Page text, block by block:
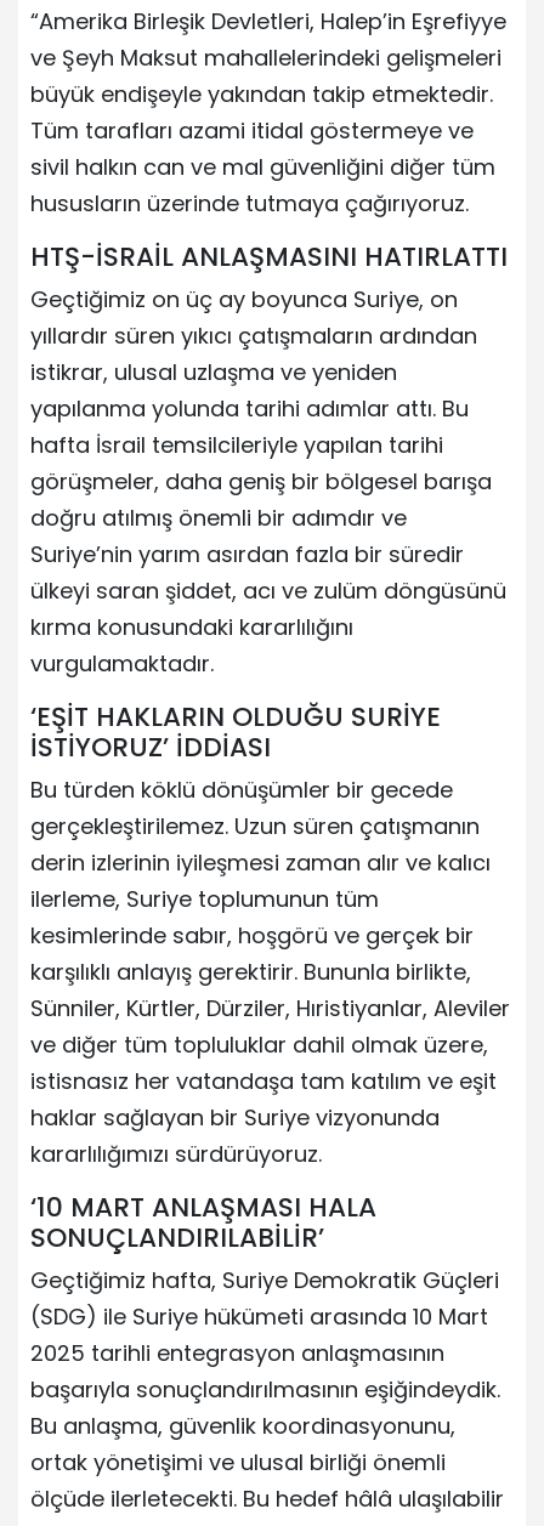
“Amerika Birleşik Devletleri, Halep’in Eşrefiyye
ve Şeyh Maksut mahallelerindeki gelişmeleri
büyük endişeyle yakından takip etmektedir.
Tüm tarafları azami itidal göstermeye ve
sivil halkın can ve mal güvenliğini diğer tüm
hususların üzerinde tutmaya çağırıyoruz.
HTŞ-İSRAİL ANLAŞMASINI HATIRLATTI
Geçtiğimiz on üç ay boyunca Suriye, on
yıllardır süren yıkıcı çatışmaların ardından
istikrar, ulusal uzlaşma ve yeniden
yapılanma yolunda tarihi adımlar attı. Bu
hafta İsrail temsilcileriyle yapılan tarihi
görüşmeler, daha geniş bir bölgesel barışa
doğru atılmış önemli bir adımdır ve
Suriye’nin yarım asırdan fazla bir süredir
ülkeyi saran şiddet, acı ve zulüm döngüsünü
kırma konusundaki kararlılığını
vurgulamaktadır.
‘EŞİT HAKLARIN OLDUĞU SURİYE
İSTİYORUZ’ İDDİASI
Bu türden köklü dönüşümler bir gecede
gerçekleştirilemez. Uzun süren çatışmanın
derin izlerinin iyileşmesi zaman alır ve kalıcı
ilerleme, Suriye toplumunun tüm
kesimlerinde sabır, hoşgörü ve gerçek bir
karşılıklı anlayış gerektirir. Bununla birlikte,
Sünniler, Kürtler, Dürziler, Hıristiyanlar, Aleviler
ve diğer tüm topluluklar dahil olmak üzere,
istisnasız her vatandaşa tam katılım ve eşit
haklar sağlayan bir Suriye vizyonunda
kararlılığımızı sürdürüyoruz.
‘10 MART ANLAŞMASI HALA
SONUÇLANDIRILABİLİR’
Geçtiğimiz hafta, Suriye Demokratik Güçleri
(SDG) ile Suriye hükümeti arasında 10 Mart
2025 tarihli entegrasyon anlaşmasının
başarıyla sonuçlandırılmasının eşiğindeydik.
Bu anlaşma, güvenlik koordinasyonunu,
ortak yönetişimi ve ulusal birliği önemli
ölçüde ilerletecekti. Bu hedef hâlâ ulaşılabilir